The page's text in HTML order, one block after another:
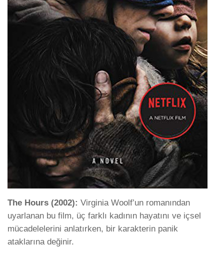
The Hours (2002): Virginia Woolf’un romanından
uyarlanan bu film, üç farklı kadının hayatını ve içsel
mücadelelerini anlatırken, bir karakterin panik
ataklarına değinir.